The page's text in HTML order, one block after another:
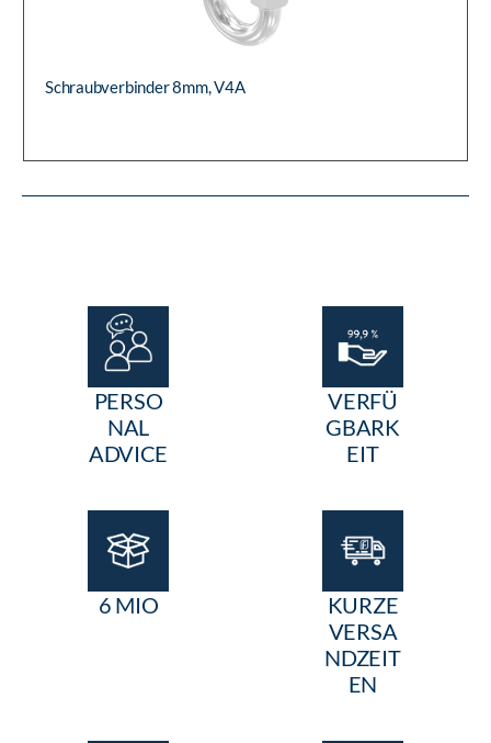
Schraubverbinder 8mm, V4A
PERSO
NAL
ADVICE
VERFÜ
GBARK
EIT
6 MIO
KURZE
VERSA
NDZEIT
EN